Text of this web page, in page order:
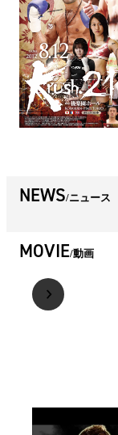
NEWS ニュース
MOVIE 動画